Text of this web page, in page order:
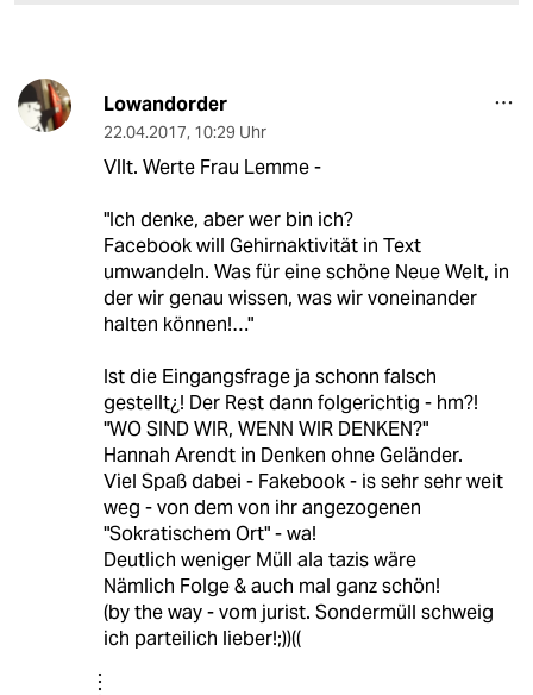
Lowandorder
22.04.2017, 10:29 Uhr
Vllt. Werte Frau Lemme -
"Ich denke, aber wer bin ich?
Facebook will Gehirnaktivität in Text
umwandeln. Was für eine schöne Neue Welt, in
der wir genau wissen, was wir voneinander
halten können!…"
Ist die Eingangsfrage ja schonn falsch
gestellt¿! Der Rest dann folgerichtig - hm?!
"WO SIND WIR, WENN WIR DENKEN?"
Hannah Arendt in Denken ohne Geländer.
Viel Spaß dabei - Fakebook - is sehr sehr weit
weg - von dem von ihr angezogenen
"Sokratischem Ort" - wa!
Deutlich weniger Müll ala tazis wäre
Nämlich Folge & auch mal ganz schön!
(by the way - vom jurist. Sondermüll schweig
ich parteilich lieber!;))((